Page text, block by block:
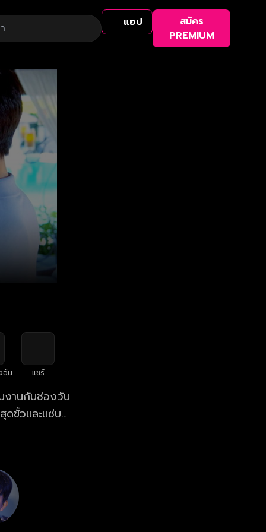
แอป
สมัคร
PREMIUM
ฉัน แชร์
านกับช่องวัน
ดขั้วและแซ่บ
ดท้ายเพื่อ